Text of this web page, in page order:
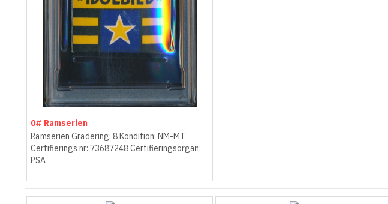
0# Ramserien
Ramserien Gradering: 8 Kondition: NM-MT
Certifierings nr: 73687248 Certifieringsorgan:
PSA